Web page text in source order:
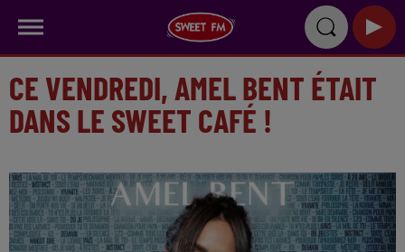
CE VENDREDI, AMEL BENT ÉTAIT
DANS LE SWEET CAFÉ !